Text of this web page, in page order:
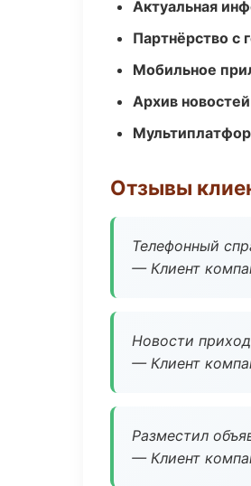
Актуальная
Партнёрство с
Мобильное
Архив
Отзывы
Телефонный
— Клиент
Новости
— Клиент
Разместил
— Клиент